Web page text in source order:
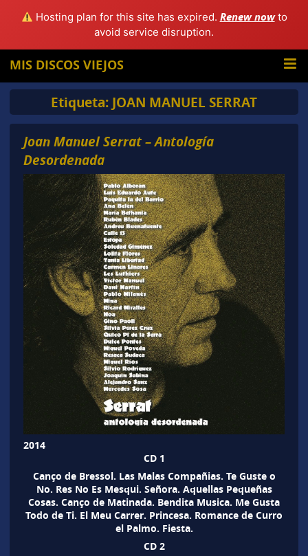
Hosting plan for this site has expired. Renew nowto
avoid service disruption.
MIS DISCOS VIEJOS
Etiqueta: JOAN MANUEL SERRAT
Joan Manuel Serrat – Antología
Desordenada
2014
CD 1
Canço de Bressol. Las Malas Compañias. Te Guste o
No. Res No Es Mesqui. Señora. Aquellas Pequeñas
Cosas. Canço de Matinada. Bendita Musica. Me Gusta
Todo de Ti. El Meu Carrer. Princesa. Romance de Curro
el Palmo. Fiesta.
CD 2